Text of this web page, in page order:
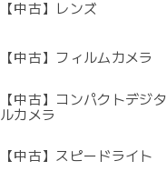
【中古】レンズ
【中古】フィルムカメラ
【中古】コンパクトデジタ
ルカメラ
【中古】スピードライト